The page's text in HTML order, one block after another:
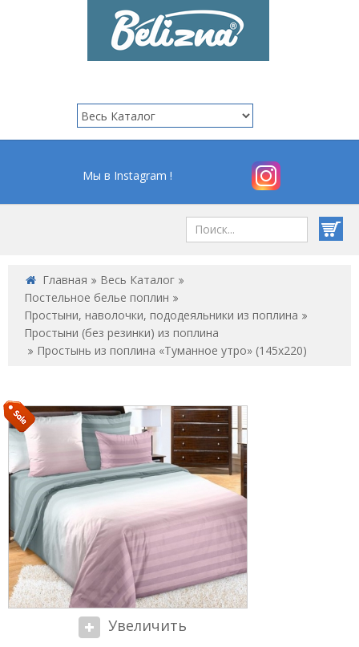
Мы в Instagram !
Главная
Весь Каталог
Постельное белье поплин
Простыни, наволочки, пододеяльники из поплина
Простыни (без резинки) из поплина
Простынь из поплина «Туманное утро» (145х220)
Увеличить